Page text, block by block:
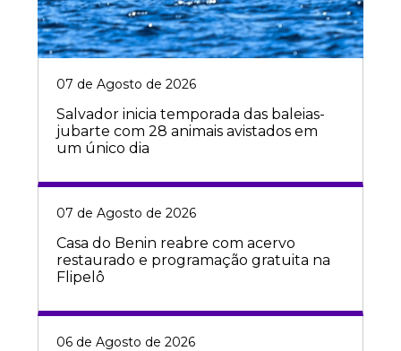
07 de Agosto de 2026
Salvador inicia temporada das baleias-
jubarte com 28 animais avistados em
um único dia
07 de Agosto de 2026
Casa do Benin reabre com acervo
restaurado e programação gratuita na
Flipelô
06 de Agosto de 2026